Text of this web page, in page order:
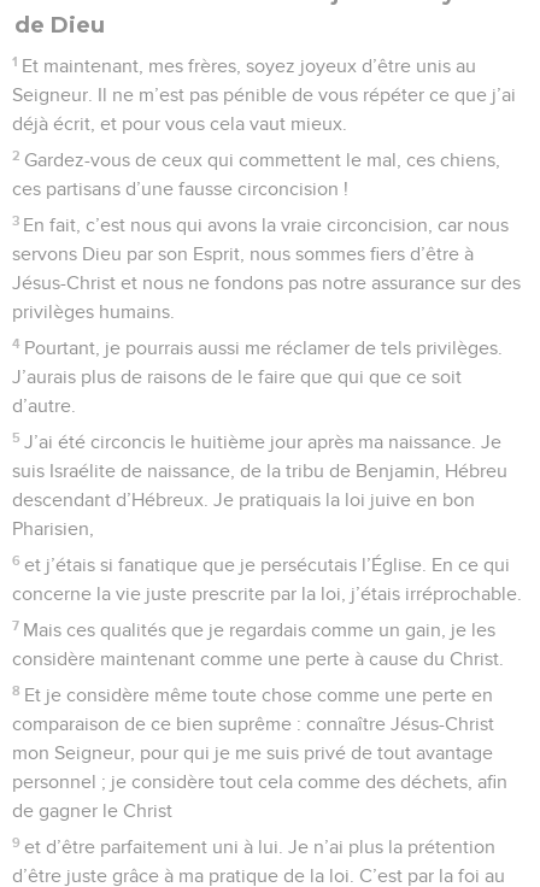
17 Frères, imitez-moi tous. Nous avons donné l’exemple ;
alors fixez vos regards sur ceux qui se conduisent selon cet
exemple.
18 Je vous l’ai déjà dit souvent et je vous le répète
maintenant en pleurant : il y en a beaucoup qui se
conduisent en ennemis de la croix du Christ.
19
Ils courent à leur perte, car leur dieu c’est leur ventre, ils
sont fiers de ce qui devrait leur faire honte et ils n’ont en tête
que les choses de ce monde.
20 Quant à nous, nous sommes citoyens des cieux, d’où nous
attendons que vienne notre Sauveur, le Seigneur Jésus-
Christ.
21 Il transformera notre misérable corps mortel pour le rendre
semblable à son corps glorieux, grâce à la puissance qui lui
permet de soumettre toutes choses à son autorité.
© Société biblique française – Bibli’O, 1997, avec autorisation. Pour vous procurer
une Bible imprimée, rendez-vous sur www.editionsbiblio.fr
Philippiens
Seuls les Évangiles sont disponibles en vidéo pour le moment.
1 Mes chers frères, je désire tellement vous revoir ! Vous êtes
ma joie et ma couronne de victoire ! Eh bien, mes amis, voilà
comment vous devez demeurer fermes dans votre vie avec
le Seigneur.